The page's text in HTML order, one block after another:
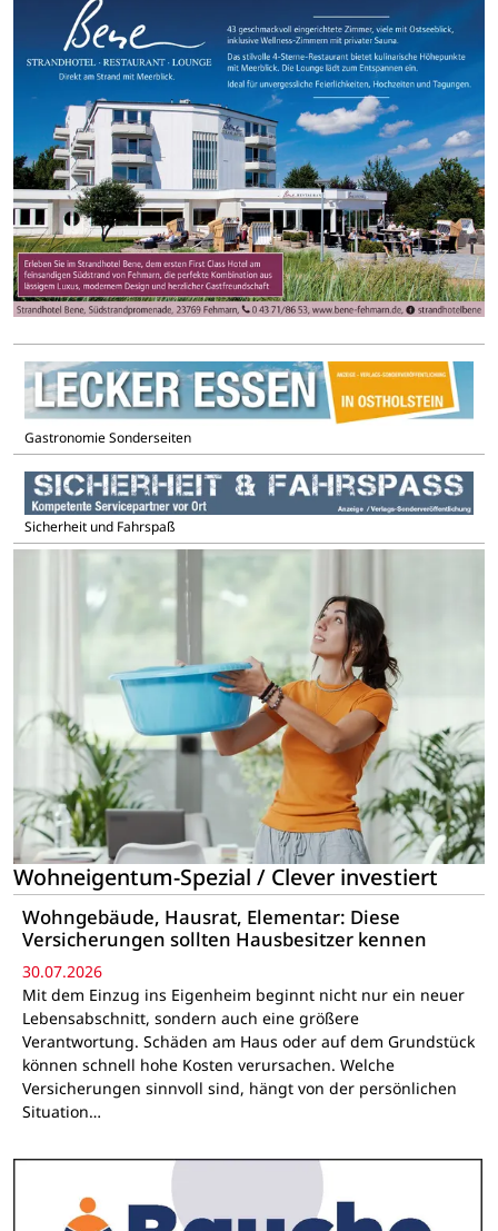
Gastronomie Sonderseiten
Sicherheit und Fahrspaß
Wohneigentum-Spezial / Clever investiert
Wohngebäude, Hausrat, Elementar: Diese
Versicherungen sollten Hausbesitzer kennen
30.07.2026
Mit dem Einzug ins Eigenheim beginnt nicht nur ein neuer
Lebensabschnitt, sondern auch eine größere
Verantwortung. Schäden am Haus oder auf dem Grundstück
können schnell hohe Kosten verursachen. Welche
Versicherungen sinnvoll sind, hängt von der persönlichen
Situation…